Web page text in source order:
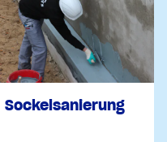
Sockelsanierung